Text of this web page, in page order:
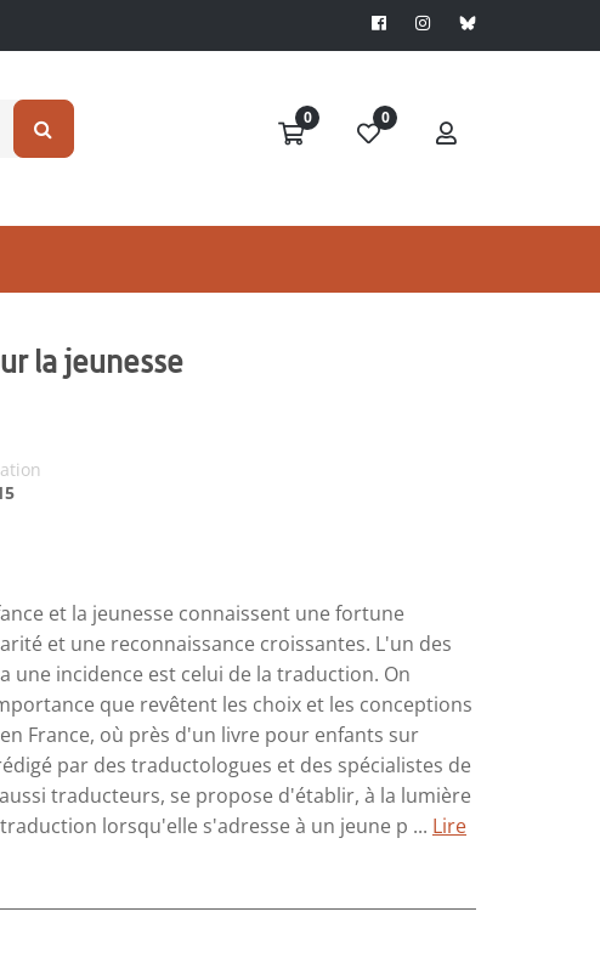
0 0
la jeunesse
et la jeunesse connaissent une fortune
et une reconnaissance croissantes. L'un des
une incidence est celui de la traduction. On
que revêtent les choix et les conceptions
France, où près d'un livre pour enfants sur
par des traductologues et des spécialistes de
traducteurs, se propose d'établir, à la lumière
lorsqu'elle s'adresse à un jeune p ... Lire